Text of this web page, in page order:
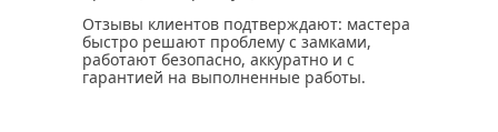
Отзывы клиентов подтверждают: мастера
быстро решают проблему с замками,
работают безопасно, аккуратно и с
гарантией на выполненные работы.